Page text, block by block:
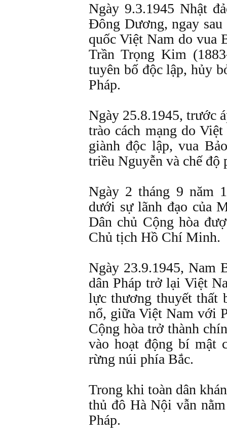
Ngày 9.3.1945 Nhật
Đông Dương, ngay
quốc Việt Nam do vua
Trần Trọng Kim
tuyên bố độc lập, hủy
Pháp.
Ngày 25.8.1945, trước
trào cách mạng do
giành độc lập, vua
triều Nguyễn và chế
Ngày 2 tháng 9 năm
dưới sự lãnh đạo của
Dân chủ Cộng hòa
Chủ tịch Hồ Chí Minh.
Ngày 23.9.1945, Nam
dân Pháp trở lại Việt
lực thương thuyết thất
nổ, giữa Việt Nam với
Cộng hòa trở thành
vào hoạt động bí mật
rừng núi phía Bắc.
Trong khi toàn dân
thủ đô Hà Nội vẫn
Pháp.